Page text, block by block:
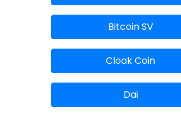
Bitcoin SV
Cloak Coin
Dai